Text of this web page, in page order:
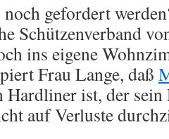
gefordert
Schützenverband
ins eigene
Frau Lange, daß
Hardliner ist, der
auf Verluste